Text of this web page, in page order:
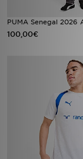
PUMA Senegal 2026
100,00€